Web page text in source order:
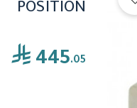
POSITION
445.05